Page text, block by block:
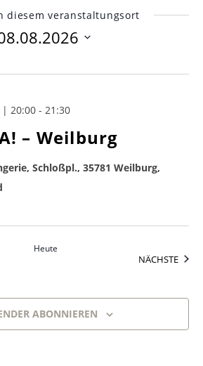
diesem veranstaltungsort
– Weilburg
| 20:00 - 21:30
Schloßpl., 35781 Weilburg,
Heute
NÄCHSTE
ABONNIEREN